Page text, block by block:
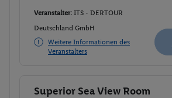
Veranstalter: ITS - DERTOUR
Deutschland GmbH
Weitere Informationen des
Veranstalters
Buchen
Superior Sea View Room